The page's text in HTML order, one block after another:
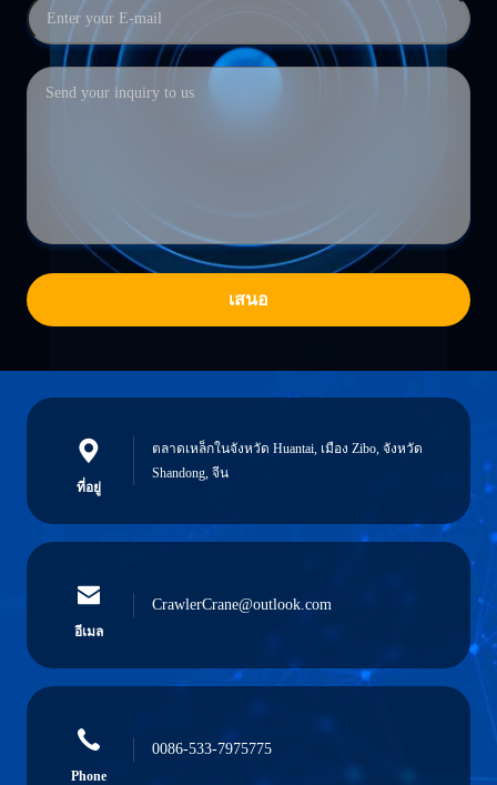
เสนอ
ที่อยู่
ตลาดเหล็กในจังหวัด Huantai, เมือง Zibo, จังหวัด
Shandong, จีน
อีเมล
CrawlerCrane@outlook.com
Phone
0086-533-7975775